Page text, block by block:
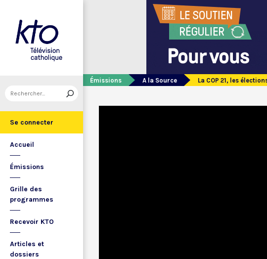
Se connecter
Accueil
Émissions
Grille des
programmes
Recevoir KTO
Articles et
dossiers
Émissions A la Source La COP 21, les